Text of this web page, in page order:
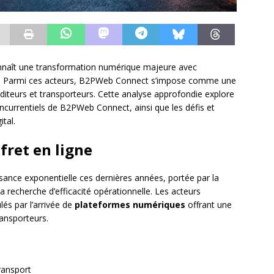
une transformation numérique majeure avec
ces acteurs, B2PWeb Connect s’impose comme une
et transporteurs. Cette analyse approfondie explore
de B2PWeb Connect, ainsi que les défis et
en ligne
exponentielle ces dernières années, portée par la
d’efficacité opérationnelle. Les acteurs
par l’arrivée de plateformes numériques offrant une